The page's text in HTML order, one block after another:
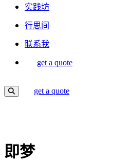
实践坊
行思间
联系我
get a quote
get a quote
即梦